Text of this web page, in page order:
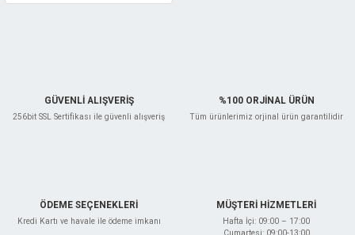
GÜVENLİ ALIŞVERİŞ
256bit SSL Sertifikası ile güvenli alışveriş
%100 ORJİNAL ÜRÜN
Tüm ürünlerimiz orjinal ürün garantilidir
ÖDEME SEÇENEKLERİ
Kredi Kartı ve havale ile ödeme imkanı
MÜŞTERİ HİZMETLERİ
Hafta İçi: 09:00 – 17:00
Cumartesi: 09:00-13:00